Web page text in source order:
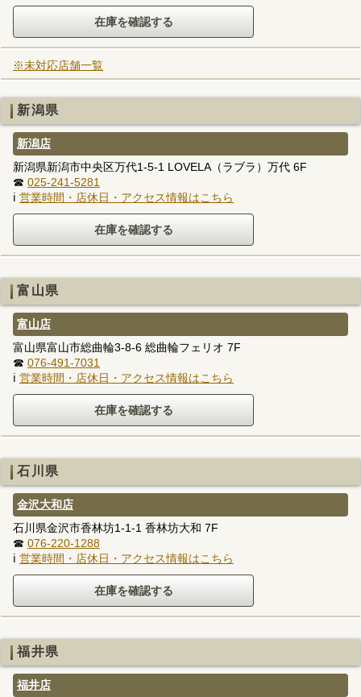
※未対応店舗一覧
新潟県
新潟店
新潟県新潟市中央区万代1-5-1 LOVELA（ラブラ）万代 6F
☎ 025-241-5281
ℹ 営業時間・店休日・アクセス情報はこちら
富山県
富山店
富山県富山市総曲輪3-8-6 総曲輪フェリオ 7F
☎ 076-491-7031
ℹ 営業時間・店休日・アクセス情報はこちら
石川県
金沢大和店
石川県金沢市香林坊1-1-1 香林坊大和 7F
☎ 076-220-1288
ℹ 営業時間・店休日・アクセス情報はこちら
福井県
福井店